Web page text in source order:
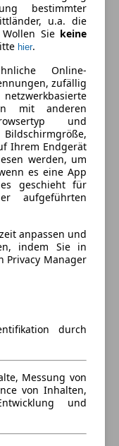
bestimmter
u.a. die
Wollen Sie keine
hier.
Online-
zufällig
mit anderen
und
Ihrem Endgerät
werden, um
es eine App
geschieht für
aufgeführten
anpassen und
indem Sie in
Privacy Manager
durch
Messung von
von Inhalten,
und